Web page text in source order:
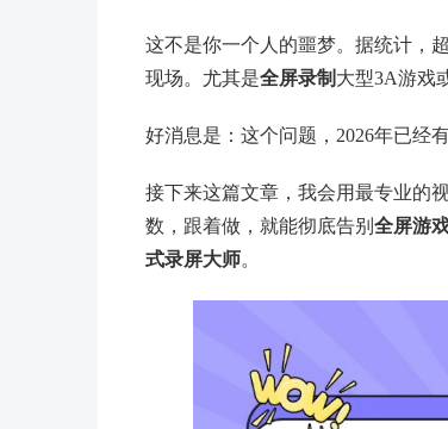
这不是你一个人的噩梦。据统计，
现场。尤其是全屏录制 大型3A游戏
好消息是：这个问题，2026年已经
接下来这篇文章，我会用最专业的
数，跟着做，就能彻底告别 全屏游
式录屏大师。